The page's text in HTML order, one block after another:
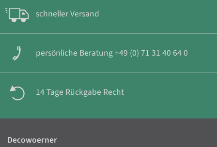
schneller Versand
persönliche Beratung +49 (0) 71 31 40 64 0
14 Tage Rückgabe Recht
Decowoerner